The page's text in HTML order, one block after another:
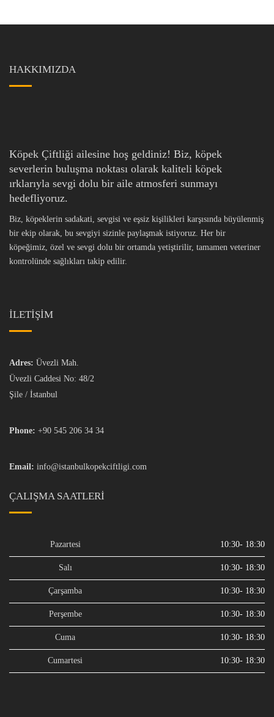
HAKKIMIZDA
Köpek Çiftliği ailesine hoş geldiniz! Biz, köpek
severlerin buluşma noktası olarak kaliteli köpek
ırklarıyla sevgi dolu bir aile atmosferi sunmayı
hedefliyoruz.
Biz, köpeklerin sadakati, sevgisi ve eşsiz kişilikleri karşısında büyülenmiş
bir ekip olarak, bu sevgiyi sizinle paylaşmak istiyoruz. Her bir
köpeğimiz, özel ve sevgi dolu bir ortamda yetiştirilir, tamamen veteriner
kontrolünde sağlıkları takip edilir.
İLETİŞİM
Adres: Üvezli Mah.
Üvezli Caddesi No: 48/2
Şile / İstanbul
Phone: +90 545 206 34 34
Email: info@istanbulkopekciftligi.com
ÇALIŞMA SAATLERI
Pazartesi 10:30- 18:30
Salı 10:30- 18:30
Çarşamba 10:30- 18:30
Perşembe 10:30- 18:30
Cuma 10:30- 18:30
Cumartesi 10:30- 18:30